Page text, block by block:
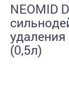
NEOMID
(0,5л)